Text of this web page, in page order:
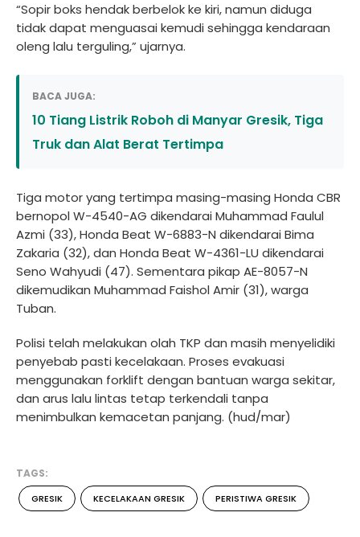
“Sopir boks hendak berbelok ke kiri, namun diduga
tidak dapat menguasai kemudi sehingga kendaraan
oleng lalu terguling,” ujarnya.
BACA JUGA:
10 Tiang Listrik Roboh di Manyar Gresik, Tiga
Truk dan Alat Berat Tertimpa
Tiga motor yang tertimpa masing-masing Honda CBR
bernopol W-4540-AG dikendarai Muhammad Faulul
Azmi (33), Honda Beat W-6883-N dikendarai Bima
Zakaria (32), dan Honda Beat W-4361-LU dikendarai
Seno Wahyudi (47). Sementara pikap AE-8057-N
dikemudikan Muhammad Faishol Amir (31), warga
Tuban.
Polisi telah melakukan olah TKP dan masih menyelidiki
penyebab pasti kecelakaan. Proses evakuasi
menggunakan forklift dengan bantuan warga sekitar,
dan arus lalu lintas tetap terkendali tanpa
menimbulkan kemacetan panjang. (hud/mar)
TAGS:
GRESIK KECELAKAAN GRESIK PERISTIWA GRESIK